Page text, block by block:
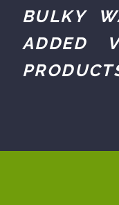
BULKY
ADDED